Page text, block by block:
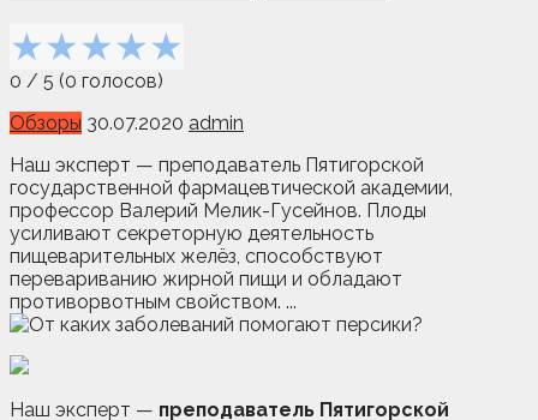
★★★★★
0 / 5 (0 голосов)
Обзоры 30.07.2020 admin
Наш эксперт — преподаватель Пятигорской
государственной фармацевтической академии,
профессор Валерий Мелик-Гусейнов. Плоды
усиливают секреторную деятельность
пищеварительных желёз, способствуют
перевариванию жирной пищи и обладают
противорвотным свойством. ...
Наш эксперт — преподаватель Пятигорской